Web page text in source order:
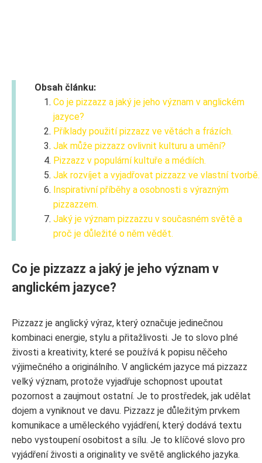
Obsah článku:
Co je pizzazz a jaký je jeho význam v anglickém
jazyce?
Příklady použití pizzazz ve větách a frázích.
Jak může pizzazz ovlivnit kulturu a umění?
Pizzazz v populární kultuře a médiích.
Jak rozvíjet a vyjadřovat pizzazz ve vlastní tvorbě.
Inspirativní příběhy a osobnosti s výrazným
pizzazzem.
Jaký je význam pizzazzu v současném světě a
proč je důležité o něm vědět.
Co je pizzazz a jaký je jeho význam v
anglickém jazyce?
Pizzazz je anglický výraz, který označuje jedinečnou
kombinaci energie, stylu a přitažlivosti. Je to slovo plné
živosti a kreativity, které se používá k popisu něčeho
výjimečného a originálního. V anglickém jazyce má pizzazz
velký význam, protože vyjadřuje schopnost upoutat
pozornost a zaujmout ostatní. Je to prostředek, jak udělat
dojem a vyniknout ve davu. Pizzazz je důležitým prvkem
komunikace a uměleckého vyjádření, který dodává textu
nebo vystoupení osobitost a sílu. Je to klíčové slovo pro
vyjádření živosti a originality ve světě anglického jazyka.